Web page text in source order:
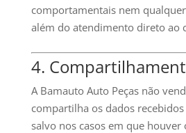
comportamentais nem
além do atendimento direto ao
4.
A Bamauto Auto Peças não
compartilha os dados
salvo nos casos em que houver